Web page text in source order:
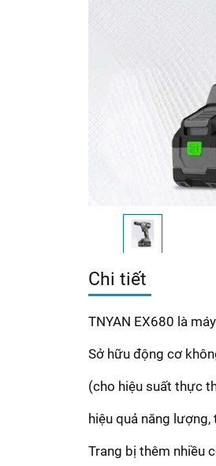
Chi tiết
TNYAN EX680 là
Sở hữu động cơ
(cho hiệu suất thực
hiệu quả năng
Trang bị thêm nhiều